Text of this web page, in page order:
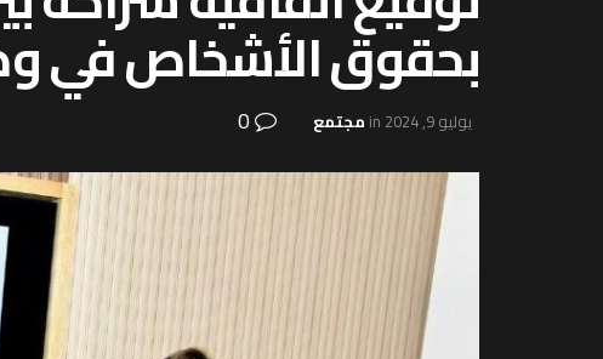
بحقوق الأشخاص في
يوليو 9, 2024 in مجتمع